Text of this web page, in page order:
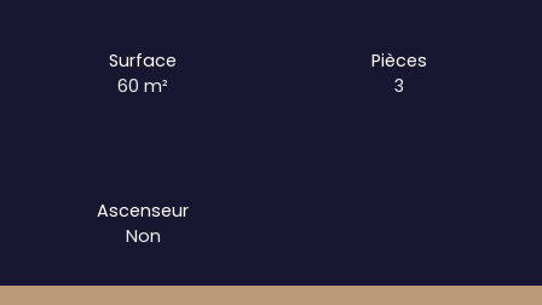
Surface
60m²
Pièces
3
Ascenseur
Non